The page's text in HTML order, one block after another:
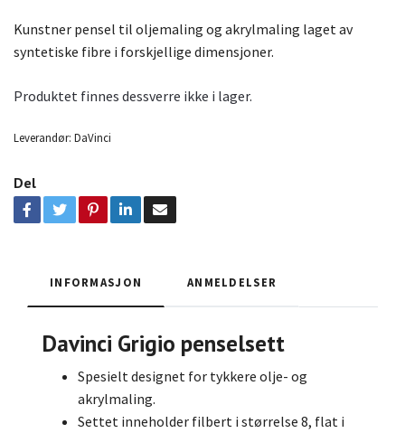
Kunstner pensel til oljemaling og akrylmaling laget av
syntetiske fibre i forskjellige dimensjoner.
Produktet finnes dessverre ikke i lager.
Leverandør: DaVinci
Del
INFORMASJON ANMELDELSER
Davinci Grigio penselsett
Spesielt designet for tykkere olje- og
akrylmaling.
Settet inneholder filbert i størrelse 8, flat i